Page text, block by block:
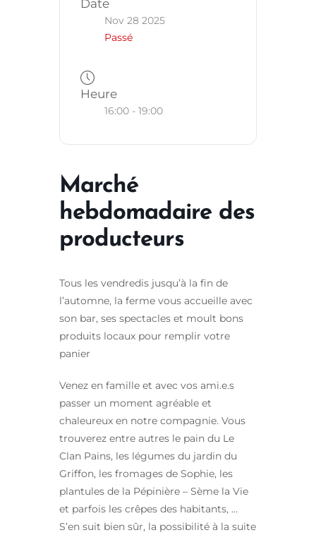
Date
Nov 28 2025
Passé
Heure
16:00 - 19:00
Marché
hebdomadaire des
producteurs
Tous les vendredis jusqu’à la fin de
l’automne, la ferme vous accueille avec
son bar, ses spectacles et moult bons
produits locaux pour remplir votre
panier
Venez en famille et avec vos ami.e.s
passer un moment agréable et
chaleureux en notre compagnie. Vous
trouverez entre autres le pain du Le
Clan Pains, les légumes du jardin du
Griffon, les fromages de Sophie, les
plantules de la Pépinière – Sème la Vie
et parfois les crêpes des habitants, …
S’en suit bien sûr, la possibilité à la suite